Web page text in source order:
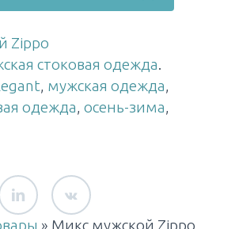
стоковая одежда.
, мужская одежда,
одежда, осень-зима,
» Микс мужской Zippo